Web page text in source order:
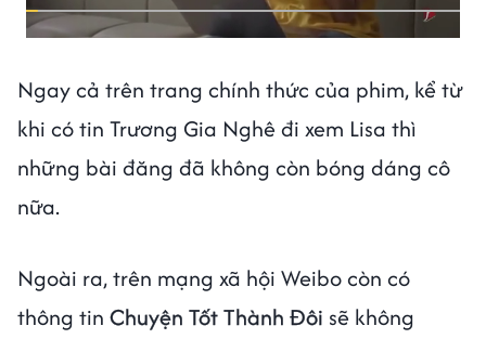
Ngay cả trên trang chính thức của phim, kể từ
khi có tin Trương Gia Nghê đi xem Lisa thì
những bài đăng đã không còn bóng dáng cô
nữa.
Ngoài ra, trên mạng xã hội Weibo còn có
thông tin Chuyện Tốt Thành Đôi sẽ không